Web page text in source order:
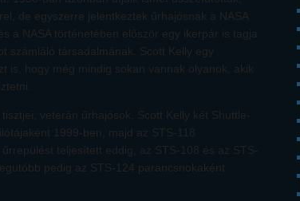
de egyszerre jelentkeztek űrhajósnak a NASA
a NASA történetében először egy ikerpár is tagja
számláló társadalmának. Scott Kelly egy
is, hogy még mindig sokan vannak olyanok, akik
veterán űrhajósok. Scott Kelly két Shuttle-
1999-ben, majd az STS-118
teljesített eddig, az STS-108 és az STS-
pedig az STS-124 parancsnokaként